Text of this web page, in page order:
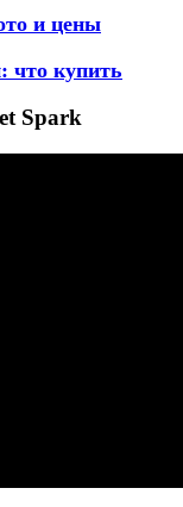
и цены
что купить
Spark